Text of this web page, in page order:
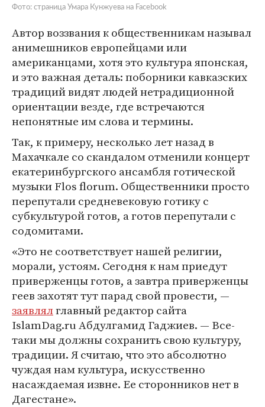
Фото: страница Умара Кунжуева на Facebook
Автор воззвания к общественникам называл
анимешников европейцами или
американцами, хотя это культура японская,
и это важная деталь: поборники кавказских
традиций видят людей нетрадиционной
ориентации везде, где встречаются
непонятные им слова и термины.
Так, к примеру, несколько лет назад в
Махачкале со скандалом отменили концерт
екатеринбургского ансамбля готической
музыки Flos florum. Общественники просто
перепутали средневековую готику с
субкультурой готов, а готов перепутали с
содомитами.
«Это не соответствует нашей религии,
морали, устоям. Сегодня к нам приедут
приверженцы готов, а завтра приверженцы
геев захотят тут парад свой провести, —
заявлялглавный редактор сайта
IslamDag.ru Абдулгамид Гаджиев. — Все-
таки мы должны сохранить свою культуру,
традиции. Я считаю, что это абсолютно
чуждая нам культура, искусственно
насаждаемая извне. Ее сторонников нет в
Дагестане».